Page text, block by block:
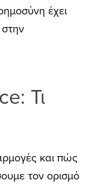
έχει
Τι
και πώς
τον ορισμό